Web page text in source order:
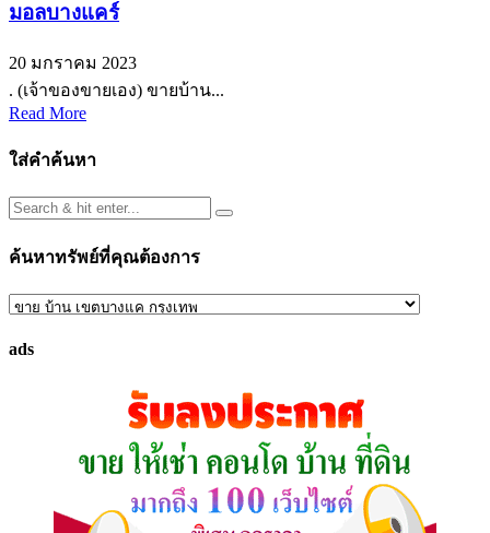
มอลบางแคร์
20 มกราคม 2023
. (เจ้าของขายเอง) ขายบ้าน...
Read More
ใส่คำค้นหา
ค้นหาทรัพย์ที่คุณต้องการ
ค้นหา
ที่
ads